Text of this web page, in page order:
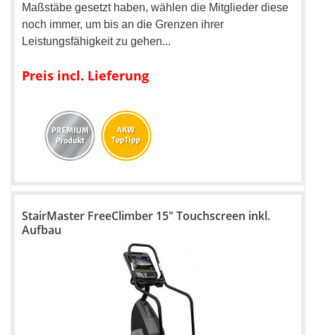
Maßstäbe gesetzt haben, wählen die Mitglieder diese
noch immer, um bis an die Grenzen ihrer
Leistungsfähigkeit zu gehen...
Preis incl. Lieferung
StairMaster FreeClimber 15" Touchscreen inkl.
Aufbau